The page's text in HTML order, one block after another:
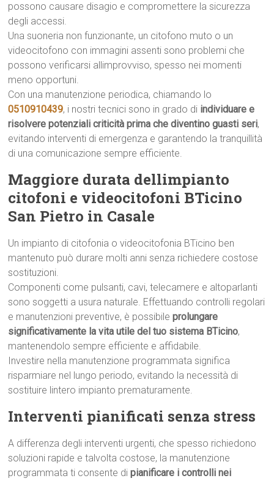
possono causare disagio e compromettere la sicurezza
degli accessi.
Una suoneria non funzionante, un citofono muto o un
videocitofono con immagini assenti sono problemi che
possono verificarsi allimprovviso, spesso nei momenti
meno opportuni.
Con una manutenzione periodica, chiamando lo
0510910439, i nostri tecnici sono in grado di individuare e
risolvere potenziali criticità prima che diventino guasti seri,
evitando interventi di emergenza e garantendo la tranquillità
di una comunicazione sempre efficiente.
Maggiore durata dellimpianto
citofoni e videocitofoni BTicino
San Pietro in Casale
Un impianto di citofonia o videocitofonia BTicino ben
mantenuto può durare molti anni senza richiedere costose
sostituzioni.
Componenti come pulsanti, cavi, telecamere e altoparlanti
sono soggetti a usura naturale. Effettuando controlli regolari
e manutenzioni preventive, è possibileprolungare
significativamente la vita utile del tuo sistema BTicino,
mantenendolo sempre efficiente e affidabile.
Investire nella manutenzione programmata significa
risparmiare nel lungo periodo, evitando la necessità di
sostituire lintero impianto prematuramente.
Interventi pianificati senza stress
A differenza degli interventi urgenti, che spesso richiedono
soluzioni rapide e talvolta costose, la manutenzione
programmata ti consente dipianificare i controlli nei